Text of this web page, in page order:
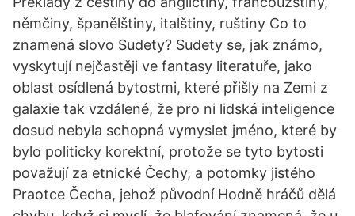
němčiny, španělštiny, italštiny, ruštiny Co to
znamená slovo Sudety? Sudety se, jak známo,
vyskytují nejčastěji ve fantasy literatuře, jako
oblast osídlená bytostmi, které přišly na Zemi z
galaxie tak vzdálené, že pro ni lidská inteligence
dosud nebyla schopná vymyslet jméno, které by
bylo politicky korektní, protože se tyto bytosti
považují za etnické Čechy, a potomky jistého
Praotce Čecha, jehož původní Hodně hráčů dělá